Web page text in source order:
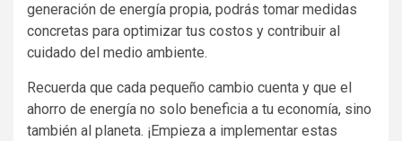
generación de energía propia, podrás tomar medidas
concretas para optimizar tus costos y contribuir al
cuidado del medio ambiente.
Recuerda que cada pequeño cambio cuenta y que el
ahorro de energía no solo beneficia a tu economía, sino
también al planeta. ¡Empieza a implementar estas